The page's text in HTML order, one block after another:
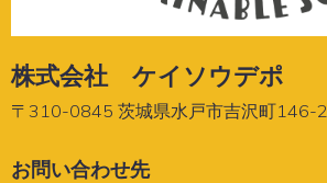
株式会社 ケイソウデポ
〒310-0845 茨城県水戸市吉沢町146-2
お問い合わせ先